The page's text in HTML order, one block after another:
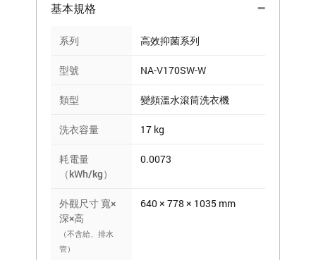
基本規格
系列 高效抑菌系列
型號 NA-V170SW-W
類型 變頻溫水滾筒洗衣機
洗衣容量 17 kg
耗電量
（kWh/kg）
0.0073
外觀尺寸 寬×
深×高
（不含給、排水
管）
640 × 778 × 1035 mm